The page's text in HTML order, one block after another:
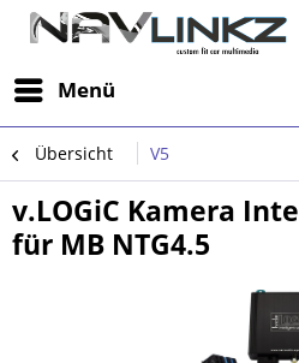
Menü
Übersicht V5
v.LOGiC Kamera
für MB NTG4.5